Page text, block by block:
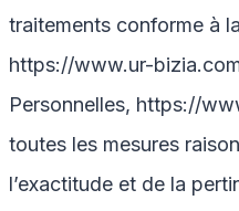
traitements conforme à
https://www.ur-
Personnelles, https://
toutes les mesures
l’exactitude et de la